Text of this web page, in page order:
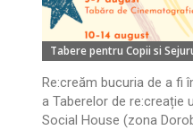
Tabere pentru Copii si
Re:creăm bucuria de a fi
a Taberelor de re:creație
Social House (zona